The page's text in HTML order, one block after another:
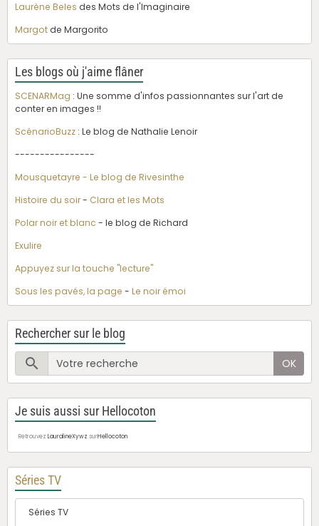
Laurène Beles des Mots de l'Imaginaire
Margotde Margorito
Les blogs où j'aime flâner
SCENARMag : Une somme d'infos passionnantes sur l'art de
conter en images !!
ScénarioBuzz : Le blog de Nathalie Lenoir
----------------
Mousquetayre - Le blog de Rivesinthe
Histoire du soir- Clara et les Mots
Polar noir et blanc - le blog de Richard
Exulire
Appuyez sur la touche "lecture"
Sous les pavés, la page - Le noir émoi
Rechercher sur le blog
OK
Je suis aussi sur Hellocoton
Retrouvez LauralineXywz surHellocoton
Séries TV
Séries TV